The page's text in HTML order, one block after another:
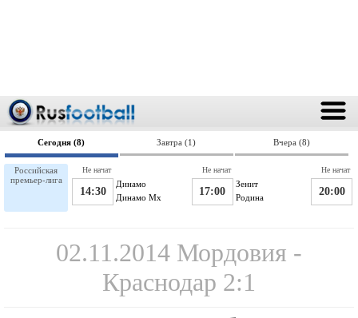
Сегодня (8) Завтра (1) Вчера (8)
Российская
премьер-лига
Динамо
14:30 Динамо Мх
Не начат
Зенит
17:00 Родина
Не начат
20:00
Не начат
02.11.2014 Мордовия -
Краснодар 2:1